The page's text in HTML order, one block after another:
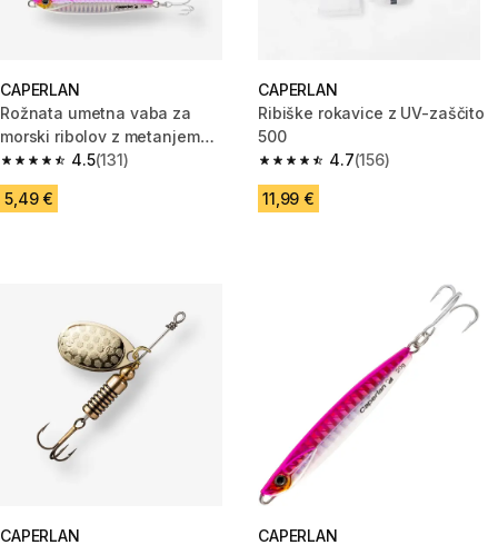
CAPERLAN
Rožnata umetna vaba za
morski ribolov z metanjem
BIASTOS (40 g)
4.5
4.5 od 5 zvezdic from 131 ocene
(131)
5,49 €
CAPERLAN
Ribiške rokavice z UV-zaščito
500
4.7
4.7 od 5 zvezdic from 156
(156)
11,99 €
CAPERLAN
CAPERLAN